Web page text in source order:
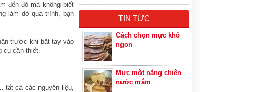
đến đó mà không biết
làm dở quá trình, bạn
trước khi bắt tay vào
cụ cần thiết.
tất cả các nguyên liệu,
TIN TỨC
Cách chọn mực khô
ngon
Mực một nắng chiên
nước mắm